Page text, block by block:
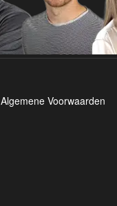
Algemene Voorwaarden